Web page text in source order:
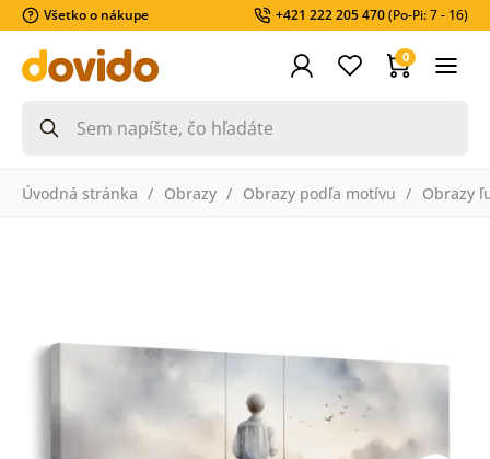
Všetko o nákupe +421 222 205 470(Po-Pi: 7 - 16)
0
Úvodná stránka Obrazy Obrazy podľa motívu Obrazy